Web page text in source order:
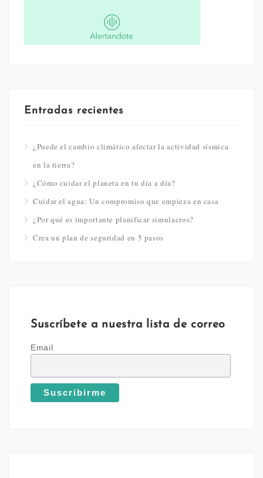
Entradas recientes
¿Puede el cambio climático afectar la actividad sísmica
en la tierra?
¿Cómo cuidar el planeta en tu día a día?
Cuidar el agua: Un compromiso que empieza en casa
¿Por qué es importante planificar simulacros?
Crea un plan de seguridad en 5 pasos
Suscríbete a nuestra lista de correo
Email